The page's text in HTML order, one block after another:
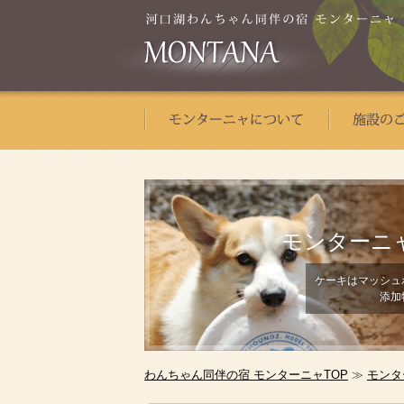
モンターニ
ケーキはマッシ
添加
わんちゃん同伴の宿 モンターニャTOP ≫ モン